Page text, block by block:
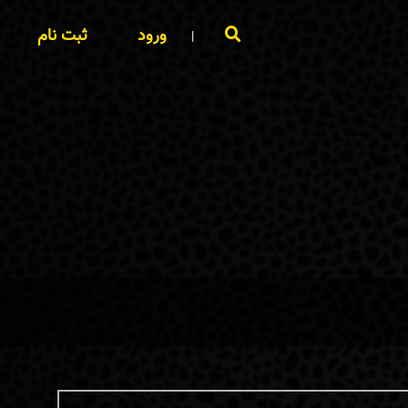
| ورود ثبت نام